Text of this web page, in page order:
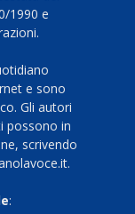
1990 e
e sono
Gli autori
possono in
scrivendo
: